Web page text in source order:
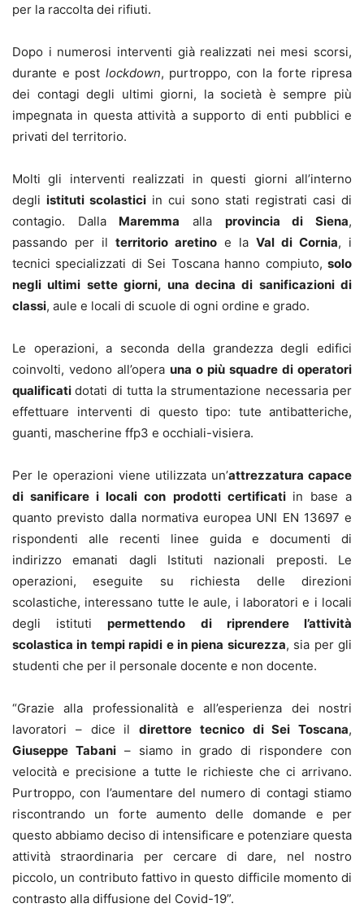
per la raccolta dei rifiuti.
Dopo i numerosi interventi già realizzati nei mesi scorsi,
durante e post lockdown, purtroppo, con la forte ripresa
dei contagi degli ultimi giorni, la società è sempre più
impegnata in questa attività a supporto di enti pubblici e
privati del territorio.
Molti gli interventi realizzati in questi giorni all’interno
degli istituti scolastici in cui sono stati registrati casi di
contagio. Dalla Maremma alla provincia di Siena,
passando per il territorio aretino e la Val di Cornia, i
tecnici specializzati di Sei Toscana hanno compiuto, solo
negli ultimi sette giorni, una decina di sanificazioni di
classi, aule e locali di scuole di ogni ordine e grado.
Le operazioni, a seconda della grandezza degli edifici
coinvolti, vedono all’opera una o più squadre di operatori
qualificatidotati di tutta la strumentazione necessaria per
effettuare interventi di questo tipo: tute antibatteriche,
guanti, mascherine ffp3 e occhiali-visiera.
Per le operazioni viene utilizzata un’attrezzatura capace
di sanificare i locali con prodotti certificati in base a
quanto previsto dalla normativa europea UNI EN 13697 e
rispondenti alle recenti linee guida e documenti di
indirizzo emanati dagli Istituti nazionali preposti. Le
operazioni, eseguite su richiesta delle direzioni
scolastiche, interessano tutte le aule, i laboratori e i locali
degli istitutipermettendo di riprendere l’attività
scolastica in tempi rapidi e in piena sicurezza, sia per gli
studenti che per il personale docente e non docente.
“Grazie alla professionalità e all’esperienza dei nostri
lavoratori – dice il direttore tecnico di Sei Toscana,
Giuseppe Tabani– siamo in grado di rispondere con
velocità e precisione a tutte le richieste che ci arrivano.
Purtroppo, con l’aumentare del numero di contagi stiamo
riscontrando un forte aumento delle domande e per
questo abbiamo deciso di intensificare e potenziare questa
attività straordinaria per cercare di dare, nel nostro
piccolo, un contributo fattivo in questo difficile momento di
contrasto alla diffusione del Covid-19”.